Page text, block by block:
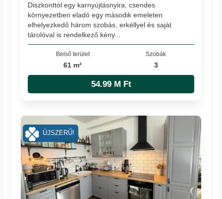
Diszkonttól egy karnyújtásnyira, csendes
környezetben eladó egy második emeleten
elhelyezkedő három szobás, erkéllyel és saját
tárolóval is rendelkező kény...
Belső terület
61 m²
Szobák
3
54.99 M Ft
ÚJSZERŰ!